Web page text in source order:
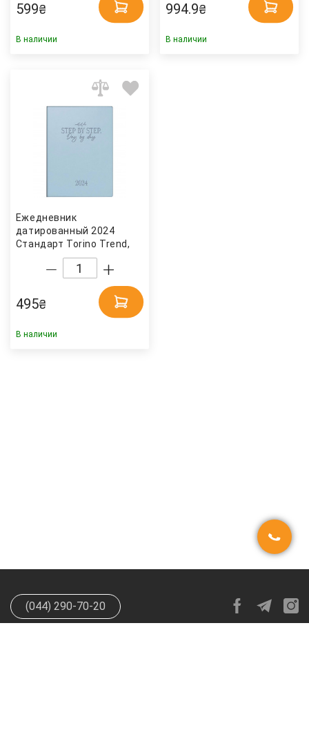
599₴
В наличии
994.9₴
В наличии
Ежедневник
датированный 2024
Стандарт Torino Trend,
слепое тиснение, голуб.
Brunnen
495₴
В наличии
(044) 290-70-20